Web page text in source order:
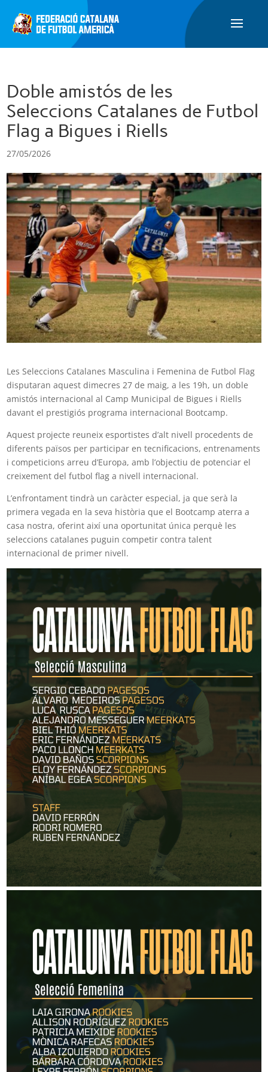
Doble amistós de les
Seleccions Catalanes de Futbol
Flag a Bigues i Riells
27/05/2026
Les Seleccions Catalanes Masculina i Femenina de Futbol Flag
disputaran aquest dimecres 27 de maig, a les 19h, un doble
amistós internacional al Camp Municipal de Bigues i Riells
davant el prestigiós programa internacional Bootcamp.
Aquest projecte reuneix esportistes d’alt nivell procedents de
diferents països per participar en tecnificacions, entrenaments
i competicions arreu d’Europa, amb l’objectiu de potenciar el
creixement del futbol flag a nivell internacional.
L’enfrontament tindrà un caràcter especial, ja que serà la
primera vegada en la seva història que el Bootcamp aterra a
casa nostra, oferint així una oportunitat única perquè les
seleccions catalanes puguin competir contra talent
internacional de primer nivell.